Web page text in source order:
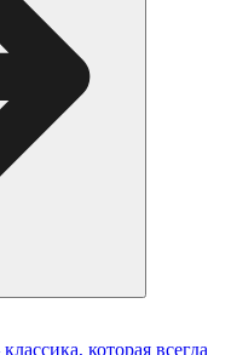
которая всегда